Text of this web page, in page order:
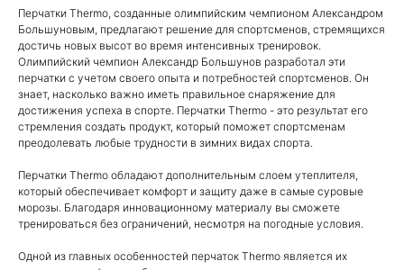
Перчатки Thermo, созданные олимпийским чемпионом Александром
Большуновым, предлагают решение для спортсменов, стремящихся
достичь новых высот во время интенсивных тренировок.
Олимпийский чемпион Александр Большунов разработал эти
перчатки с учетом своего опыта и потребностей спортсменов. Он
знает, насколько важно иметь правильное снаряжение для
достижения успеха в спорте. Перчатки Thermo - это результат его
стремления создать продукт, который поможет спортсменам
преодолевать любые трудности в зимних видах спорта.
Перчатки Thermo обладают дополнительным слоем утеплителя,
который обеспечивает комфорт и защиту даже в самые суровые
морозы. Благодаря инновационному материалу вы сможете
тренироваться без ограничений, несмотря на погодные условия.
Одной из главных особенностей перчаток Thermo является их